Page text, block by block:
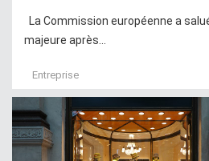
La Commission européenne a
majeure après...
Entreprise